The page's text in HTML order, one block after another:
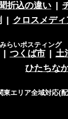
折込の違い
クロスメディ
らいポスティング
つくば市
土
ひたちな
東エリア全域対応(